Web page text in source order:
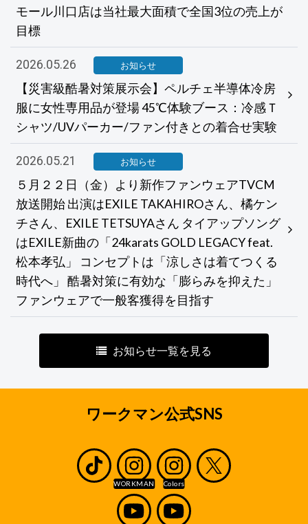
モール川口店は当社最大面積で全国3位の売上が
目標
2026.05.26 お知らせ
【災害級酷暑対策展示会】ペルチェ半導体冷房
服に女性専用品が登場 45℃体験ブース：冷感Ｔ
シャツ/UVパーカー/ファン付きとの着合せ実験
2026.05.21 お知らせ
５月２２日（金）より新作ファンウェアTVCM
放送開始 出演はEXILE TAKAHIROさん、橘ケン
チさん、EXILE TETSUYAさん タイアップソング
はEXILE新曲の「24karats GOLD LEGACY feat.
松本孝弘」 コンセプトは「涼しさは着てつくる
時代へ」 酷暑対策に有効な「膨らみを抑えた」
ファンウェアで一般客獲得を目指す
お知らせ一覧を見る
ワークマン公式SNS